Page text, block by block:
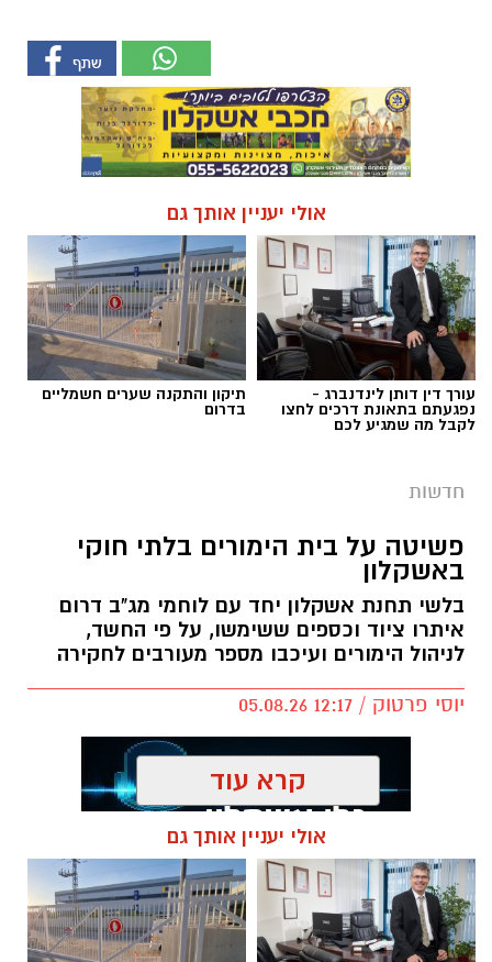
אולי יעניין אותך גם
עורך דין דותן לינדנברג -
נפגעתם בתאונת דרכים לחצו
לקבל מה שמגיע לכם
תיקון והתקנה שערים חשמליים
בדרום
חדשות
פשיטה על בית הימורים בלתי חוקי
באשקלון
בלשי תחנת אשקלון יחד עם לוחמי מג"ב דרום
איתרו ציוד וכספים ששימשו, על פי החשד,
לניהול הימורים ועיכבו מספר מעורבים לחקירה
יוסי פרטוק / 12:17 05.08.26
תגים:פשיטה על בית הימורים
קרא עוד
אולי יעניין אותך גם